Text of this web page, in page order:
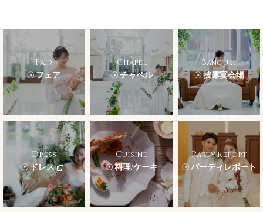
Fair
フェア
Chapel
チャペル
Banquet
披露宴会場
Dress
ドレス
Cuisine
料理/ケーキ
Party Report
パーティレポート